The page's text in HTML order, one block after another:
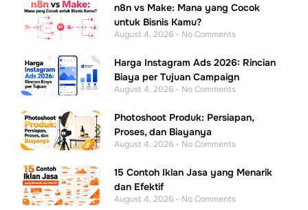
n8n vs Make: Mana yang Cocok
untuk Bisnis Kamu?
August 4, 2026 No Comments
Harga Instagram Ads 2026: Rincian
Biaya per Tujuan Campaign
August 4, 2026 No Comments
Photoshoot Produk: Persiapan,
Proses, dan Biayanya
August 4, 2026 No Comments
15 Contoh Iklan Jasa yang Menarik
dan Efektif
August 4, 2026 No Comments